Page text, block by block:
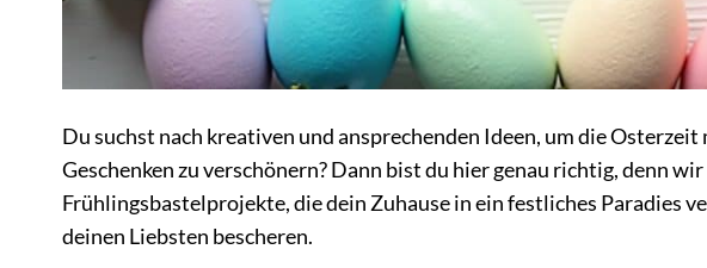
Du suchst nach kreativen und ansprechenden Ideen, um die
Geschenken zu verschönern? Dann bist du hier genau richtig, denn
Frühlingsbastelprojekte, die dein Zuhause in ein festliches Paradies
deinen Liebsten bescheren.